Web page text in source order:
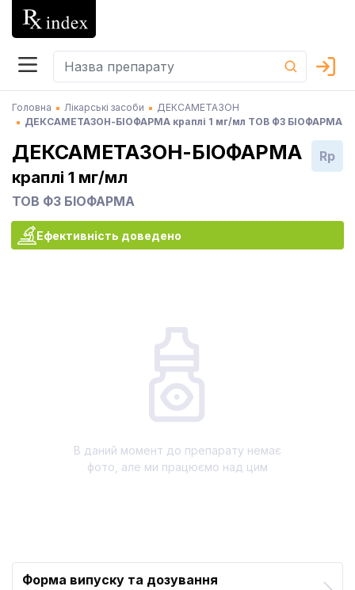
Головна Лікарські засоби
ДЕКСАМЕТАЗОН
ДЕКСАМЕТАЗОН-БІОФАРМА краплі 1 мг/мл ТОВ ФЗ БІОФАРМА
ДЕКСАМЕТАЗОН-БІОФАРМА
краплі 1 мг/мл
ТОВ ФЗ БІОФАРМА
Rp
Ефективність доведено
В даний момент до препарату немає
фото, але ми працюємо над цим
Форма випуску та дозування